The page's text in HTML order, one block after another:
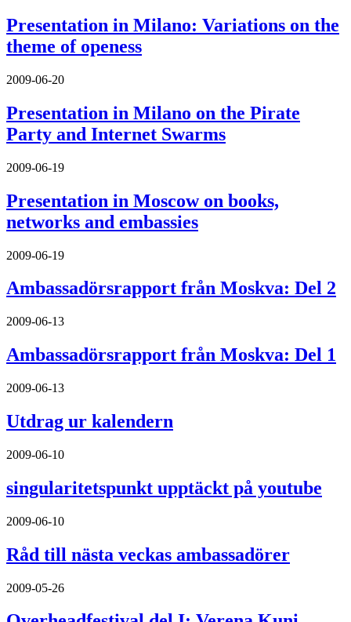
Presentation in Milano: Variations on the
theme of openess
2009-06-20
Presentation in Milano on the Pirate
Party and Internet Swarms
2009-06-19
Presentation in Moscow on books,
networks and embassies
2009-06-19
Ambassadörsrapport från Moskva: Del 2
2009-06-13
Ambassadörsrapport från Moskva: Del 1
2009-06-13
Utdrag ur kalendern
2009-06-10
singularitetspunkt upptäckt på youtube
2009-06-10
Råd till nästa veckas ambassadörer
2009-05-26